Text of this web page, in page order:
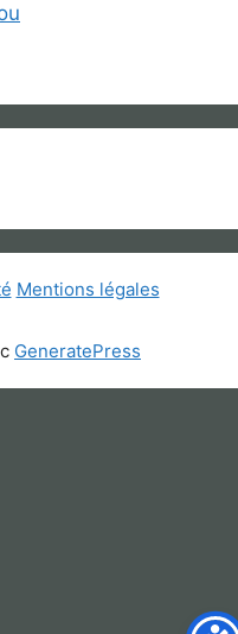
Mentions légales
GeneratePress